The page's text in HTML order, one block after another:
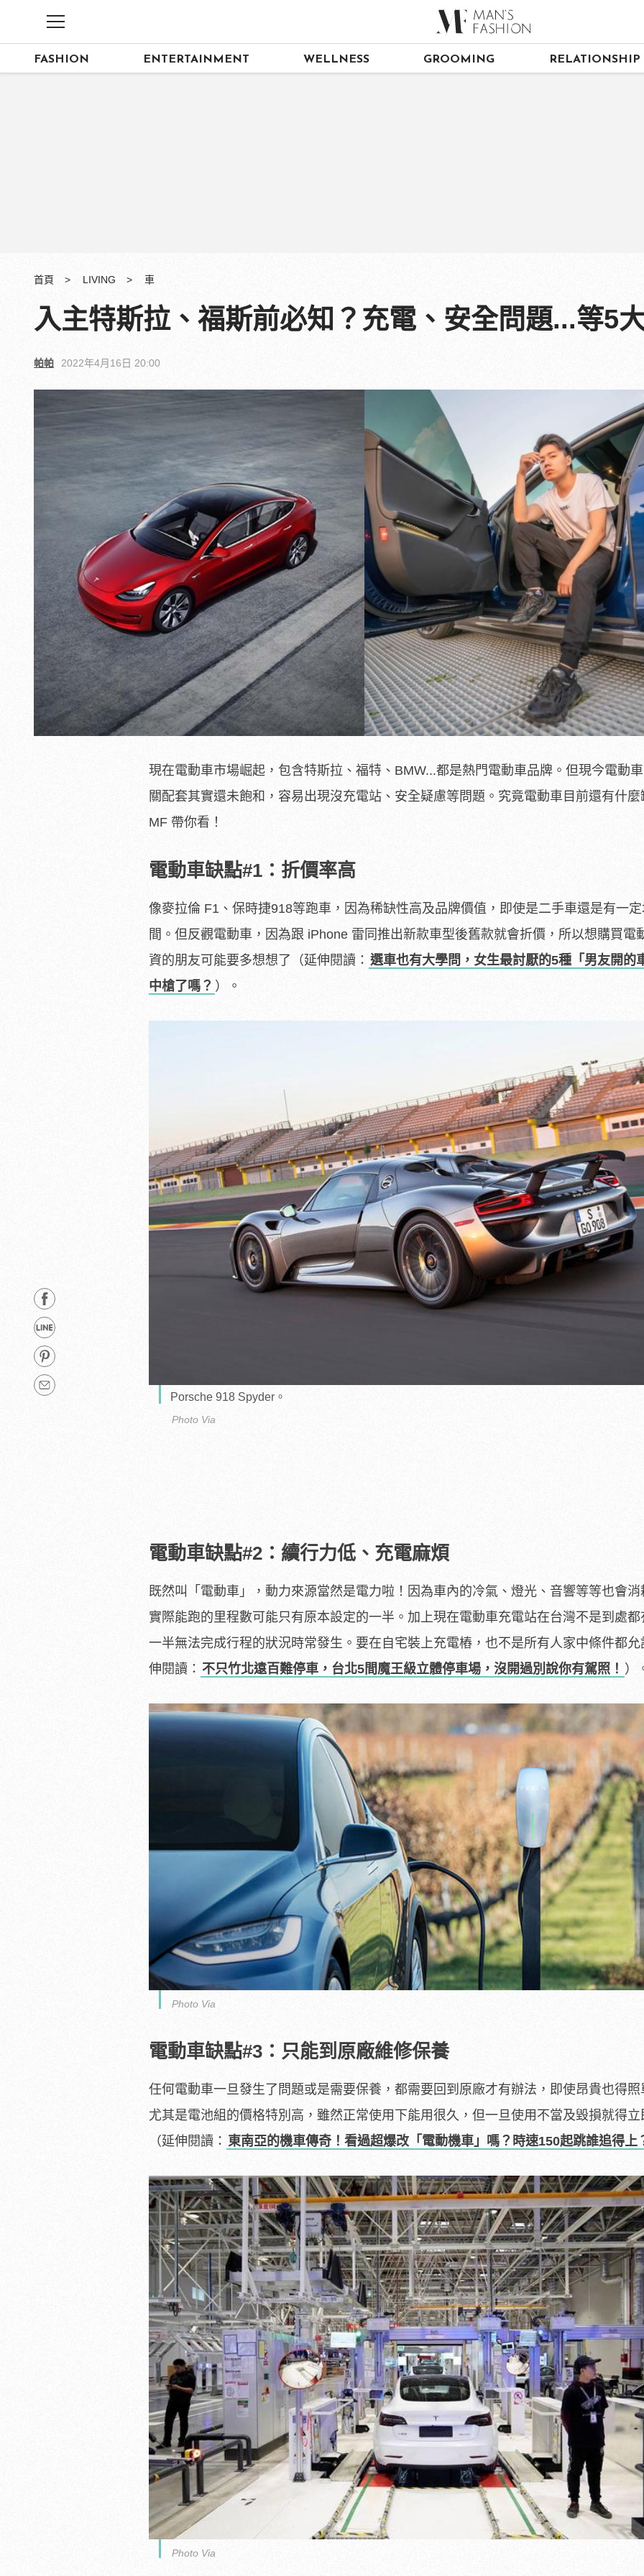
FASHION ENTERTAINMENT WELLNESS GROOMING RELATIONSHIP
首頁 LIVING 車
入主特斯拉、福斯前必知？充電、安全問題...等5
帕帕 2022年4月16日 20:00
現在電動車市場崛起，包含特斯拉、福特、BMW...都是熱門電動車品牌。但現今電動
關配套其實還未飽和，容易出現沒充電站、安全疑慮等問題。究竟電動車目前還有什麼
MF 帶你看！
電動車缺點#1：折價率高
像麥拉倫 F1、保時捷918等跑車，因為稀缺性高及品牌價值，即使是二手車還是有一
間。但反觀電動車，因為跟 iPhone 雷同推出新款車型後舊款就會折價，所以想購買電
資的朋友可能要多想想了（延伸閱讀： 選車也有大學問，女生最討厭的5種「男友開的
中槍了嗎？ ）。
Porsche 918 Spyder。
Photo Via
電動車缺點#2：續行力低、充電麻煩
既然叫「電動車」，動力來源當然是電力啦！因為車內的冷氣、燈光、音響等等也會
實際能跑的里程數可能只有原本設定的一半。加上現在電動車充電站在台灣不是到處都
一半無法完成行程的狀況時常發生。要在自宅裝上充電樁，也不是所有人家中條件都允
伸閱讀： 不只竹北遠百難停車，台北5間魔王級立體停車場，沒開過別說你有駕照！ ）
Photo Via
電動車缺點#3：只能到原廠維修保養
任何電動車一旦發生了問題或是需要保養，都需要回到原廠才有辦法，即使昂貴也得照
尤其是電池組的價格特別高，雖然正常使用下能用很久，但一旦使用不當及毀損就得立
（延伸閱讀： 東南亞的機車傳奇！看過超爆改「電動機車」嗎？時速150起跳誰追得上
Photo Via